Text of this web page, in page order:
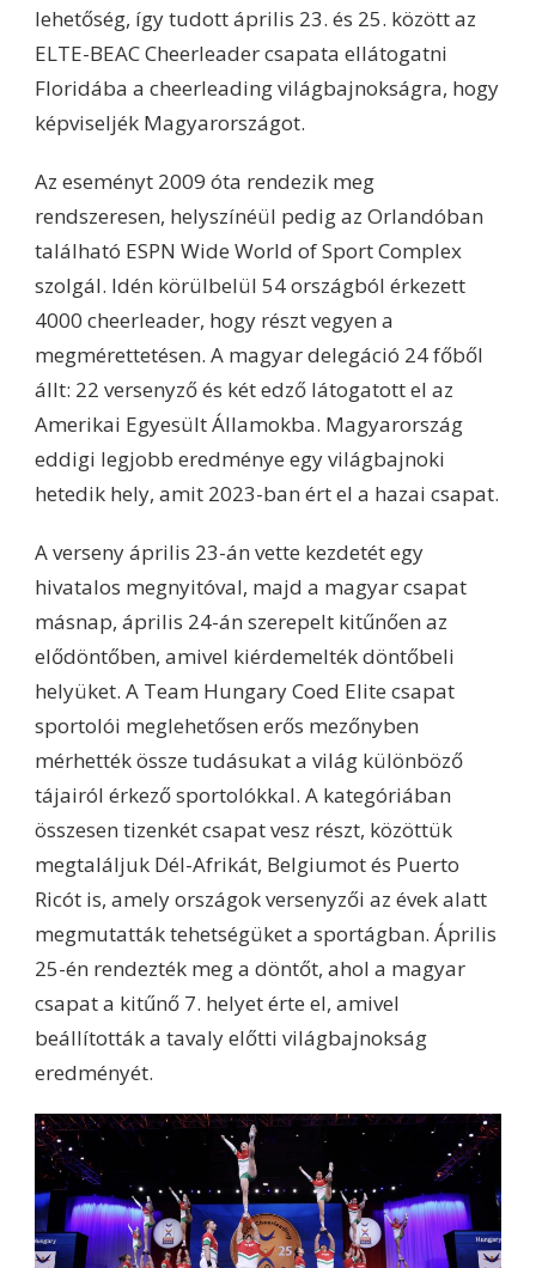
lehetőség, így tudott április 23. és 25. között az
ELTE-BEAC Cheerleader csapata ellátogatni
Floridába a cheerleading világbajnokságra, hogy
képviseljék Magyarországot.
Az eseményt 2009 óta rendezik meg
rendszeresen, helyszínéül pedig az Orlandóban
található ESPN Wide World of Sport Complex
szolgál. Idén körülbelül 54 országból érkezett
4000 cheerleader, hogy részt vegyen a
megmérettetésen. A magyar delegáció 24 főből
állt: 22 versenyző és két edző látogatott el az
Amerikai Egyesült Államokba. Magyarország
eddigi legjobb eredménye egy világbajnoki
hetedik hely, amit 2023-ban ért el a hazai csapat.
A verseny április 23-án vette kezdetét egy
hivatalos megnyitóval, majd a magyar csapat
másnap, április 24-án szerepelt kitűnően az
elődöntőben, amivel kiérdemelték döntőbeli
helyüket. A Team Hungary Coed Elite csapat
sportolói meglehetősen erős mezőnyben
mérhették össze tudásukat a világ különböző
tájairól érkező sportolókkal. A kategóriában
összesen tizenkét csapat vesz részt, közöttük
megtaláljuk Dél-Afrikát, Belgiumot és Puerto
Ricót is, amely országok versenyzői az évek alatt
megmutatták tehetségüket a sportágban. Április
25-én rendezték meg a döntőt, ahol a magyar
csapat a kitűnő 7. helyet érte el, amivel
beállították a tavaly előtti világbajnokság
eredményét.